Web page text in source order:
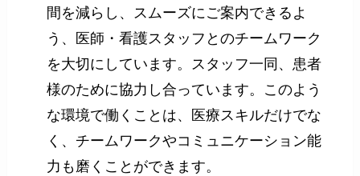
間を減らし、スムーズにご案内できるよ
う、医師・看護スタッフとのチームワーク
を大切にしています。スタッフ一同、患者
様のために協力し合っています。このよう
な環境で働くことは、医療スキルだけでな
く、チームワークやコミュニケーション能
力も磨くことができます。